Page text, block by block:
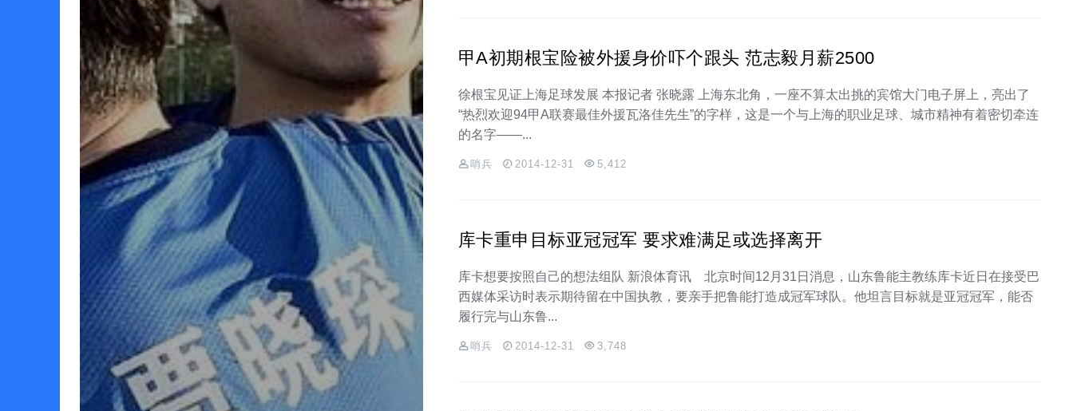
甲A初期根宝险被外援身价吓个跟头 范志毅月薪2500
徐根宝见证上海足球发展 本报记者 张晓露 上海东北角，一座不算太出挑的宾馆大门电子屏上，亮出了
“热烈欢迎94甲A联赛最佳外援瓦洛佳先生”的字样，这是一个与上海的职业足球、城市精神有着密切牵连
的名字——...
哨兵 2014-12-31 5,412
库卡重申目标亚冠冠军 要求难满足或选择离开
库卡想要按照自己的想法组队 新浪体育讯 北京时间12月31日消息，山东鲁能主教练库卡近日在接受巴
西媒体采访时表示期待留在中国执教，要亲手把鲁能打造成冠军球队。他坦言目标就是亚冠冠军，能否
履行完与山东鲁...
哨兵 2014-12-31 3,748